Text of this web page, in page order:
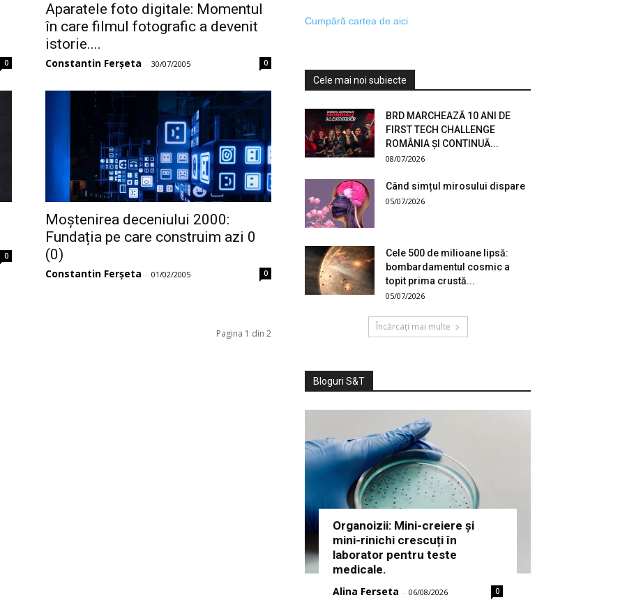
0
Aparatele foto digitale: Momentul
în care filmul fotografic a devenit
istorie....
Constantin Ferșeta - 30/07/2005 0
0
Moștenirea deceniului 2000:
Fundația pe care construim azi 0
(0)
Constantin Ferșeta - 01/02/2005 0
Pagina 1 din 2
Cumpără cartea de aici
Cele mai noi subiecte
BRD MARCHEAZĂ 10 ANI DE
FIRST TECH CHALLENGE
ROMÂNIA ȘI CONTINUĂ...
08/07/2026
Când simțul mirosului dispare
05/07/2026
Cele 500 de milioane lipsă:
bombardamentul cosmic a
topit prima crustă...
05/07/2026
Încărcați mai multe
Bloguri S&T
Organoizii: Mini-creiere și
mini-rinichi crescuți în
laborator pentru teste
medicale.
Alina Ferseta - 06/08/2026 0